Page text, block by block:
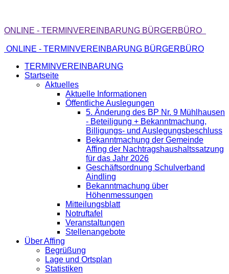
ONLINE - TERMINVEREINBARUNG BÜRGERBÜRO
ONLINE - TERMINVEREINBARUNG BÜRGERBÜRO
TERMINVEREINBARUNG
Startseite
Aktuelles
Aktuelle Informationen
Öffentliche Auslegungen
5. Änderung des BP Nr. 9 Mühlhausen
- Beteiligung + Bekanntmachung,
Billigungs- und Auslegungsbeschluss
Bekanntmachung der Gemeinde
Affing der Nachtragshaushaltssatzung
für das Jahr 2026
Geschäftsordnung Schulverband
Aindling
Bekanntmachung über
Höhenmessungen
Mitteilungsblatt
Notruftafel
Veranstaltungen
Stellenangebote
Über Affing
Begrüßung
Lage und Ortsplan
Statistiken